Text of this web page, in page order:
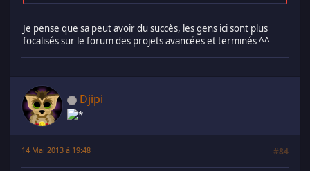
Je pense que sa peut avoir du succès, les gens ici sont plus
focalisés sur le forum des projets avancées et terminés ^^
Djipi
14 Mai 2013 à 19:48 #84